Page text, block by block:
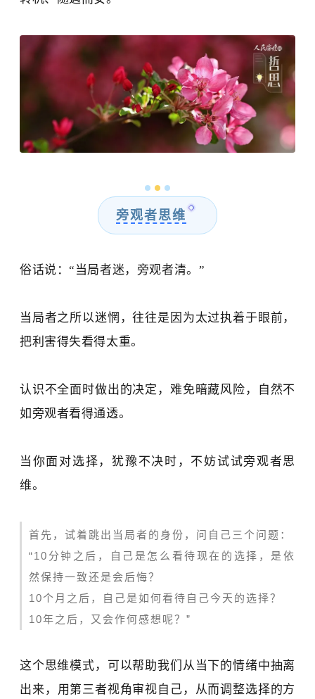
旁观者思维
俗话说：“当局者迷，旁观者清。”
当局者之所以迷惘，往往是因为太过执着于眼前，
把利害得失看得太重。
认识不全面时做出的决定，难免暗藏风险，自然不
如旁观者看得通透。
当你面对选择 ， 犹豫不决时，不妨试试旁观者思
维。
首先，试着跳出当局者的身份，问自己三个问题：
“10分钟之后，自己是怎么看待现在的选择，是依
然保持一致还是会后悔？
10个月之后，自己是如何看待自己今天的选择？
10年之后，又会作何感想呢？”
这个思维模式，可以帮助我们从当下的情绪中抽离
出来 ， 用第三者视角审视自己， 从而调整选择的方